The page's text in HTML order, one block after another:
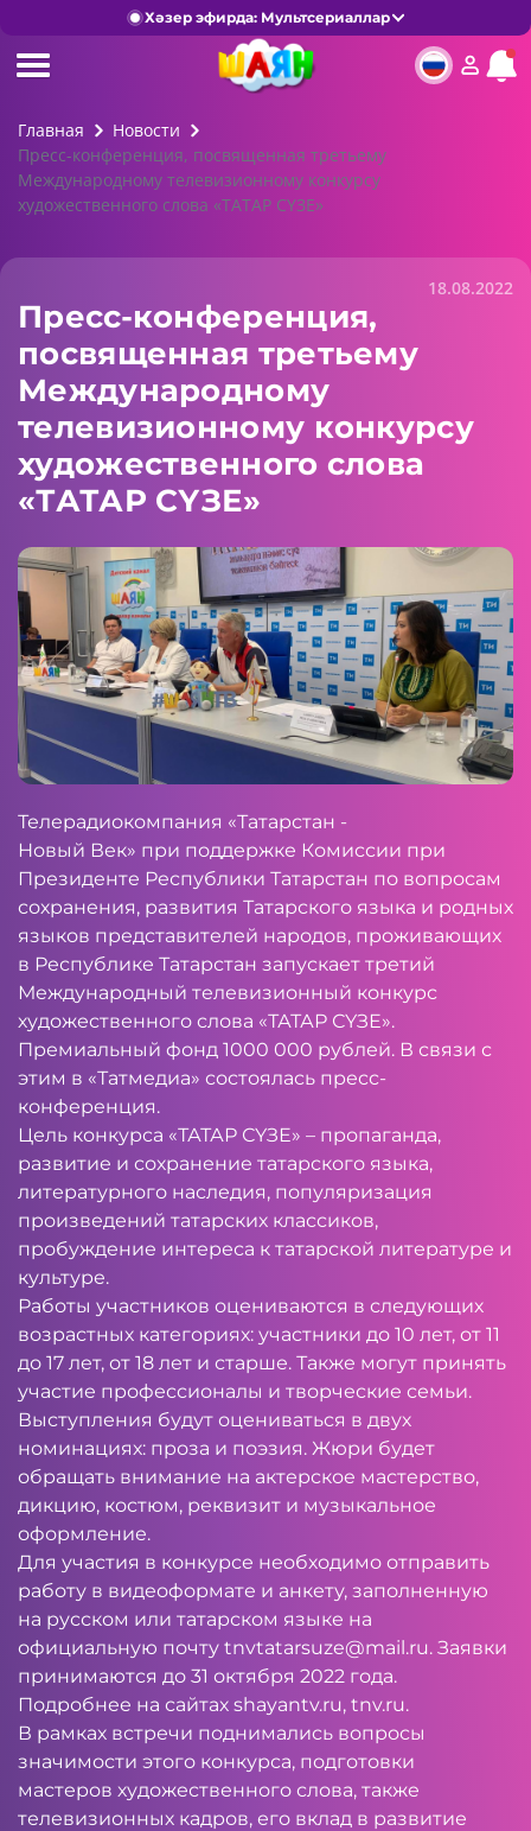
Хәзер эфирда: Мультсериаллар
Главная
Новости
Пресс-конференция, посвященная третьему
Международному телевизионному конкурсу
художественного слова «ТАТАР СҮЗЕ»
18.08.2022
Пресс-конференция,
посвященная третьему
Международному
телевизионному конкурсу
художественного слова
«ТАТАР СҮЗЕ»
Телерадиокомпания «Татарстан -
Новый Век» при поддержке Комиссии при
Президенте Республики Татарстан по вопросам
сохранения, развития Татарского языка и родных
языков представителей народов, проживающих
в Республике Татарстан запускает третий
Международный телевизионный конкурс
художественного слова «ТАТАР СҮЗЕ».
Премиальный фонд 1000 000 рублей. В связи с
этим в «Татмедиа» состоялась пресс-
конференция.
Цель конкурса «ТАТАР СҮЗЕ» – пропаганда,
развитие и сохранение татарского языка,
литературного наследия, популяризация
произведений татарских классиков,
пробуждение интереса к татарской литературе и
культуре.
Работы участников оцениваются в следующих
возрастных категориях: участники до 10 лет, от 11
до 17 лет, от 18 лет и старше. Также могут принять
участие профессионалы и творческие семьи.
Выступления будут оцениваться в двух
номинациях: проза и поэзия. Жюри будет
обращать внимание на актерское мастерство,
дикцию, костюм, реквизит и музыкальное
оформление.
Для участия в конкурсе необходимо отправить
работу в видеоформате и анкету, заполненную
на русском или татарском языке на
официальную почту tnvtatarsuze@mail.ru. Заявки
принимаются до 31 октября 2022 года.
Подробнее на сайтах shayantv.ru, tnv.ru.
В рамках встречи поднимались вопросы
значимости этого конкурса, подготовки
мастеров художественного слова, также
телевизионных кадров, его вклад в развитие